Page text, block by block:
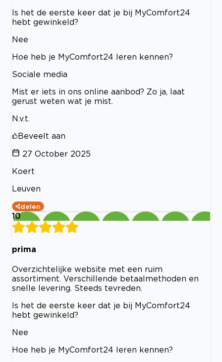
Is het de eerste keer dat je bij MyComfort24
hebt gewinkeld?
Nee
Hoe heb je MyComfort24 leren kennen?
Sociale media
Mist er iets in ons online aanbod? Zo ja, laat
gerust weten wat je mist.
N.v.t.
Beveelt aan
27 October 2025
Koert
Leuven
delen
10
prima
Overzichtelijke website met een ruim
assortiment. Verschillende betaalmethoden en
snelle levering. Steeds tevreden.
Is het de eerste keer dat je bij MyComfort24
hebt gewinkeld?
Nee
Hoe heb je MyComfort24 leren kennen?